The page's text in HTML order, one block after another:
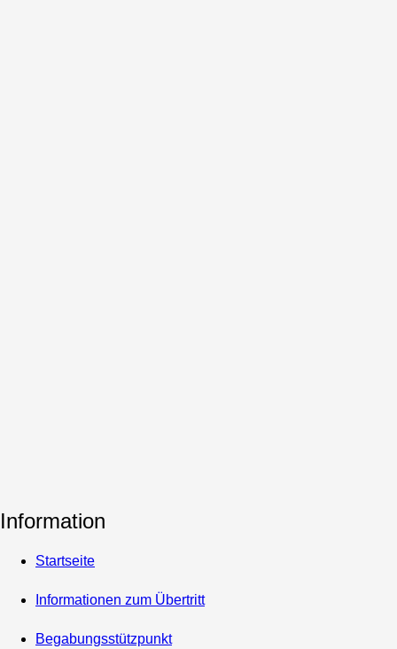
Information
Startseite
Informationen zum Übertritt
Begabungsstützpunkt